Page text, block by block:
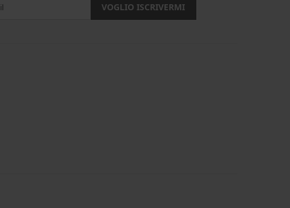
VOGLIO ISCRIVERMI